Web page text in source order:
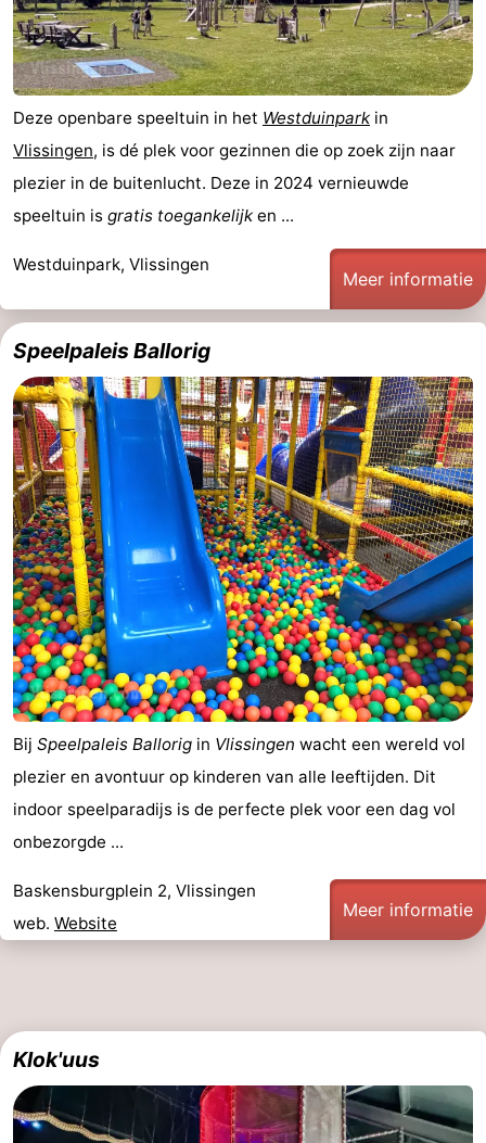
Deze openbare speeltuin in het Westduinpark in
Vlissingen, is dé plek voor gezinnen die op zoek zijn naar
plezier in de buitenlucht. Deze in 2024 vernieuwde
speeltuin is gratis toegankelijk en ...
Westduinpark, Vlissingen
Meer informatie
Speelpaleis Ballorig
Bij Speelpaleis Ballorig in Vlissingen wacht een wereld vol
plezier en avontuur op kinderen van alle leeftijden. Dit
indoor speelparadijs is de perfecte plek voor een dag vol
onbezorgde ...
Baskensburgplein 2, Vlissingen
web. Website
Meer informatie
Klok'uus